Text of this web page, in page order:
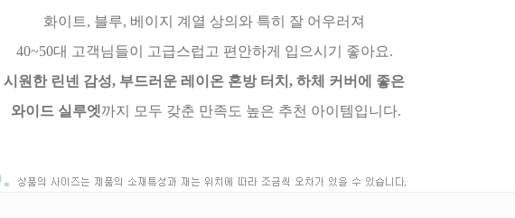
화이트, 블루, 베이지 계열 상의와 특히 잘 어우러져
40~50대 고객님들이 고급스럽고 편안하게 입으시기 좋아요.
시원한 린넨 감성, 부드러운 레이온 혼방 터치, 하체 커버에 좋은
와이드 실루엣까지 모두 갖춘 만족도 높은 추천 아이템입니다.